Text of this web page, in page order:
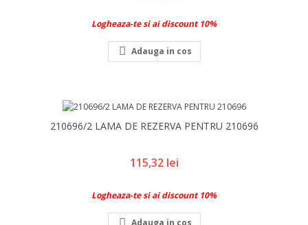
Logheaza-te si ai discount 10%
 Adauga in cos
210696/2 LAMA DE REZERVA PENTRU 210696
Pret
115,32 lei
Logheaza-te si ai discount 10%